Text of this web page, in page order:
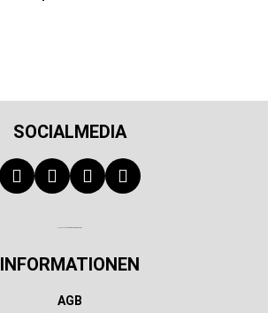
SOCIALMEDIA
INFORMATIONEN
AGB